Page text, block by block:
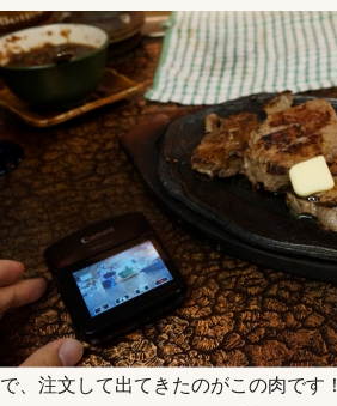
で、注文して出てきたのがこの肉です！